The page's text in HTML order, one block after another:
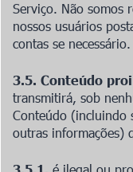
Serviço. Não somos
nossos usuários
contas se necessário.
3.5. Conteúdo
transmitirá, sob
Conteúdo (incluindo
outras informações)